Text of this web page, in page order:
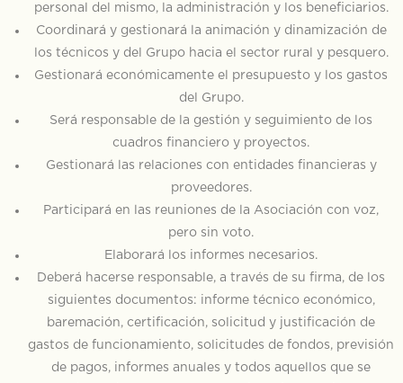
personal del mismo, la administración y los beneficiarios.
Coordinará y gestionará la animación y dinamización de
los técnicos y del Grupo hacia el sector rural y pesquero.
Gestionará económicamente el presupuesto y los gastos
del Grupo.
Será responsable de la gestión y seguimiento de los
cuadros financiero y proyectos.
Gestionará las relaciones con entidades financieras y
proveedores.
Participará en las reuniones de la Asociación con voz,
pero sin voto.
Elaborará los informes necesarios.
Deberá hacerse responsable, a través de su firma, de los
siguientes documentos: informe técnico económico,
baremación, certificación, solicitud y justificación de
gastos de funcionamiento, solicitudes de fondos, previsión
de pagos, informes anuales y todos aquellos que se